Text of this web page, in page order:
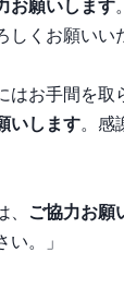
お願いします
しくお願いい
はお手間を取
いします。感
ご協力お願
。」